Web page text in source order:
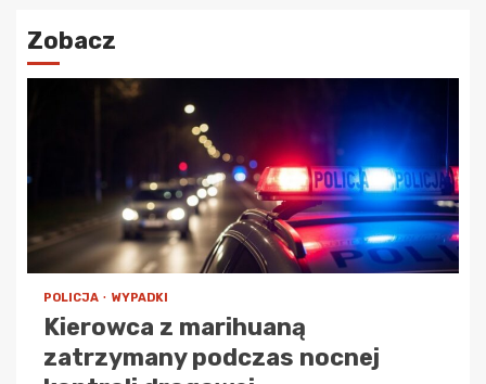
Zobacz
POLICJA WYPADKI
Kierowca z marihuaną
zatrzymany podczas nocnej